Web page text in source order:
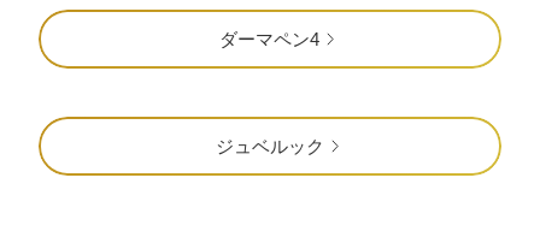
ダーマペン4
ジュベルック